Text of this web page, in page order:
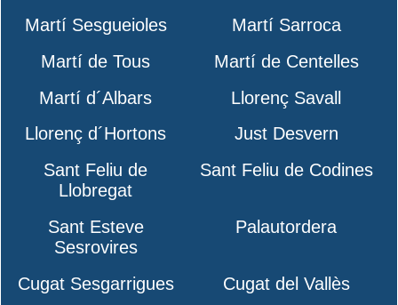
Martí Sesgueioles
Martí Sarroca
Martí de Tous
Martí de Centelles
Martí d´Albars
Llorenç Savall
Llorenç d´Hortons
Just Desvern
Sant Feliu de
Llobregat
Sant Feliu de Codines
Sant Esteve
Sesrovires
Palautordera
Cugat Sesgarrigues
Cugat del Vallès